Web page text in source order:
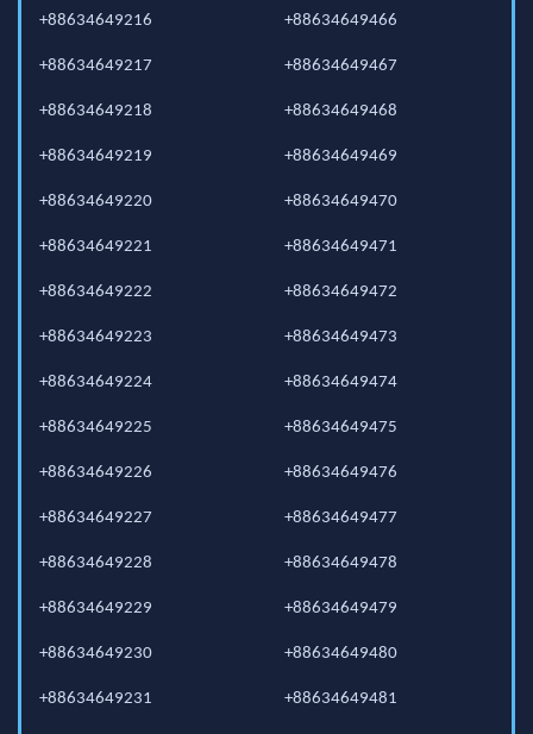
+88634649216
+88634649217
+88634649218
+88634649219
+88634649220
+88634649221
+88634649222
+88634649223
+88634649224
+88634649225
+88634649226
+88634649227
+88634649228
+88634649229
+88634649230
+88634649231
+88634649466
+88634649467
+88634649468
+88634649469
+88634649470
+88634649471
+88634649472
+88634649473
+88634649474
+88634649475
+88634649476
+88634649477
+88634649478
+88634649479
+88634649480
+88634649481